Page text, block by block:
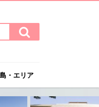
検
索
す
島・エリア